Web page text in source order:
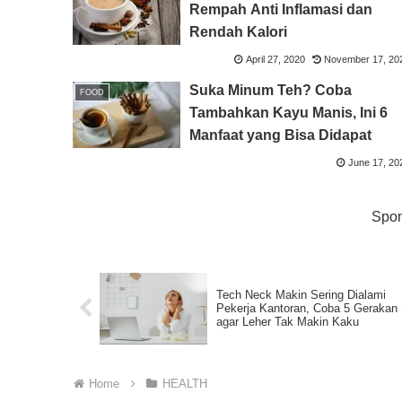
Rempah Anti Inflamasi dan
Rendah Kalori
April 27, 2020 November 17,
FOOD
Suka Minum Teh? Coba
Tambahkan Kayu Manis, Ini 6
Manfaat yang Bisa Didapat
June 17,
Tech Neck Makin Sering Dialami
Pekerja Kantoran, Coba 5 Gerakan
agar Leher Tak Makin Kaku
Home HEALTH